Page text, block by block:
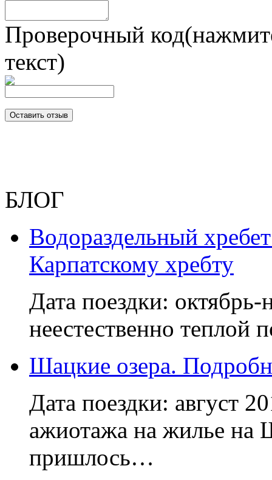
Проверочный
текст)
БЛОГ
Водораздельный
Карпатскому хребту
Дата поездки:
неестественно теплой
Шацкие озера.
Дата поездки: август
ажиотажа на жилье на
пришлось…